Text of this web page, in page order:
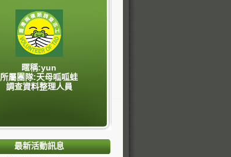
暱稱:yun
所屬團隊:天母呱呱蛙
調查資料整理人員
最新活動訊息